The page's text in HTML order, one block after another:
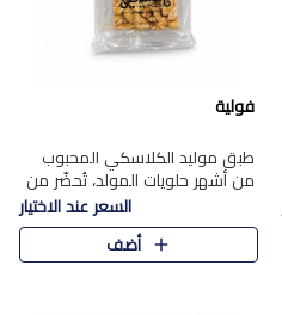
فولية
طبق موليد الكلاسكي المحبوب
من أشهر حلويات المولد، تُحضّر من
فول سوداني محمص بعناية
ومغلف بطبقة رقيقة من السكر
المكرمل، لتمنحك قرمشة أصيلة
السعر عند الاختيار
أضف